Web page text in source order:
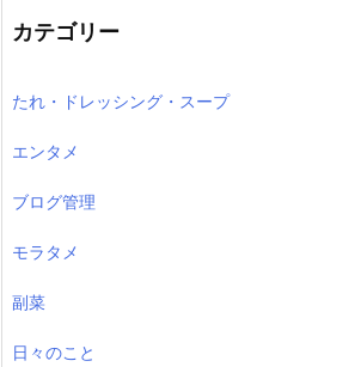
カテゴリー
たれ・ドレッシング・スープ
エンタメ
ブログ管理
モラタメ
副菜
日々のこと